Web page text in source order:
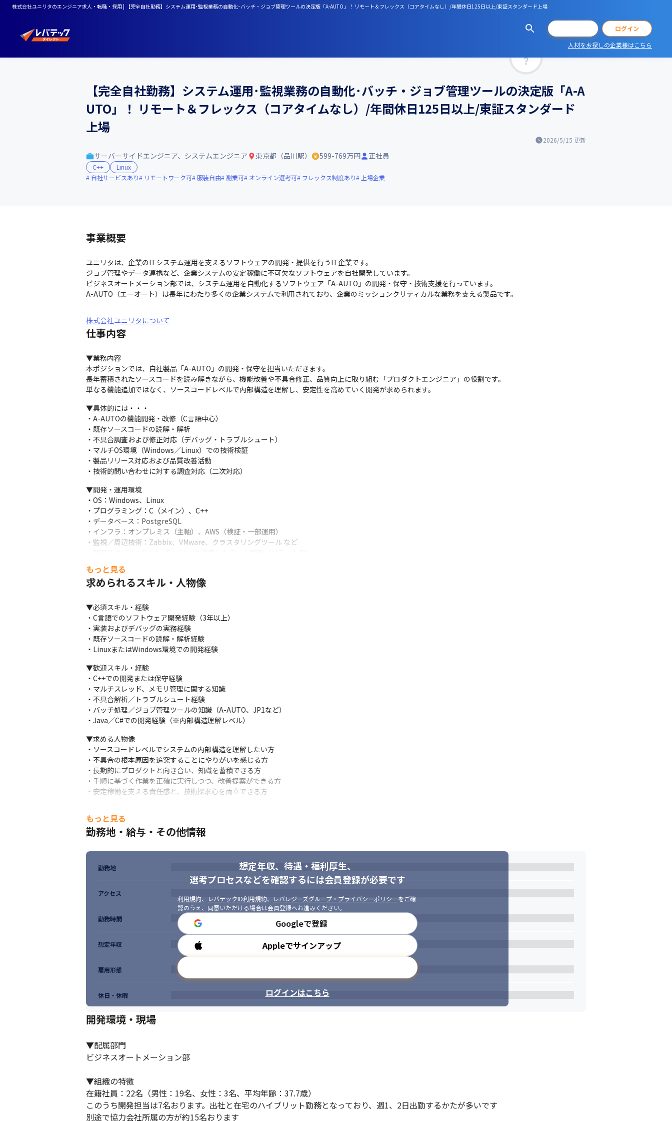
株式会社ユニリタのエンジニア求人・転職・採用 | 【完全自社勤務】システム運用･監視業務の自動化･バッチ・ジョブ管理ツールの決定版「A-AUTO」！ リモート＆フレックス（コアタイムなし）/年間休日125日以上/東証スタンダード上場
ログイン
人材をお探しの企業様はこちら
【完全自社勤務】システム運用･監視業務の自動化･バッチ・ジョブ管理ツールの決定版「A-A
UTO」！ リモート＆フレックス（コアタイムなし）/年間休日125日以上/東証スタンダード
上場
2026/5/15 更新
サーバーサイドエンジニア、システムエンジニア 東京都（品川駅） 599-769万円 正社員
C++
Linux
自社サービスあり
リモートワーク可 服装自由 副業可 オンライン選考可 フレックス制度あり 上場企業
事業概要
ユニリタは、企業のITシステム運用を支えるソフトウェアの開発・提供を行うIT企業です。
ジョブ管理やデータ連携など、企業システムの安定稼働に不可欠なソフトウェアを自社開発しています。
ビジネスオートメーション部では、システム運用を自動化するソフトウェア「A-AUTO」の開発・保守・技術支援を行っています。
A-AUTO（エーオート）は長年にわたり多くの企業システムで利用されており、企業のミッションクリティカルな業務を支える製品です。
株式会社ユニリタについて
仕事内容
▼業務内容
本ポジションでは、自社製品「A-AUTO」の開発・保守を担当いただきます。
長年蓄積されたソースコードを読み解きながら、機能改善や不具合修正、品質向上に取り組む「プロダクトエンジニア」の役割です。
単なる機能追加ではなく、ソースコードレベルで内部構造を理解し、安定性を高めていく開発が求められます。
▼具体的には・・・
・A-AUTOの機能開発・改修（C言語中心）
・既存ソースコードの読解・解析
・不具合調査および修正対応（デバッグ・トラブルシュート）
・マルチOS環境（Windows／Linux）での技術検証
・製品リリース対応および品質改善活動
・技術的問い合わせに対する調査対応（二次対応）
▼開発・運用環境
・OS：Windows、Linux
・プログラミング：C（メイン）、C++
・データベース：PostgreSQL
・インフラ：オンプレミス（主軸）、AWS（検証・一部運用）
・監視／周辺技術：Zabbix、VMware、クラスタリングツール など
もっと見る
求められるスキル・人物像
▼必須スキル・経験
・C言語でのソフトウェア開発経験（3年以上）
・実装およびデバッグの実務経験
・既存ソースコードの読解・解析経験
・LinuxまたはWindows環境での開発経験
▼歓迎スキル・経験
・C++での開発または保守経験
・マルチスレッド、メモリ管理に関する知識
・不具合解析／トラブルシュート経験
・バッチ処理／ジョブ管理ツールの知識（A-AUTO、JP1など）
・Java／C#での開発経験（※内部構造理解レベル）
▼求める人物像
・ソースコードレベルでシステムの内部構造を理解したい方
・不具合の根本原因を追究することにやりがいを感じる方
・長期的にプロダクトと向き合い、知識を蓄積できる方
・手順に基づく作業を正確に実行しつつ、改善提案ができる方
・安定稼働を支える責任感と、技術探求心を両立できる方
もっと見る
勤務地・給与・その他情報
想定年収、待遇・福利厚生、
選考プロセスなどを確認するには会員登録が必要です
利用規約、 レバテックID利用規約、 レバレジーズグループ・プライバシーポリシーをご確
認のうえ、同意いただける場合は会員登録へお進みください。
Googleで登録
Appleでサインアップ
ログインはこちら
勤務地
アクセス
勤務時間
想定年収
雇用形態
休日・休暇
開発環境・現場
▼配属部門
ビジネスオートメーション部
▼組織の特徴
在籍社員：22名（男性：19名、女性：3名、平均年齢：37.7歳）
このうち開発担当は7名おります。出社と在宅のハイブリット勤務となっており、週1、2日出勤するかたが多いです
別途で協力会社所属の方が約15名おります